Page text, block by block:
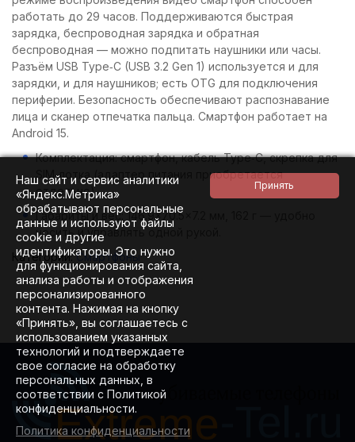
работать до 29 часов. Поддерживаются быстрая
зарядка, беспроводная зарядка и обратная
беспроводная — можно подпитать наушники или часы.
Разъём USB Type‑C (USB 3.2 Gen 1) используется и для
зарядки, и для наушников; есть OTG для подключения
периферии. Безопасность обеспечивают распознавание
лица и сканер отпечатка пальца. Смартфон работает на
Android 15.
Комплектация: смартфон, кабель Type‑C, скрепка для
SIM‑лотка (адаптер питания приобретается
отдельно).
Габариты и вес: 146.9×70.5×7.2 мм, 162 г — удобно
носить и управлять одной рукой.
Категории:Смартфоны
Наш сайт и сервис аналитики
«Яндекс.Метрика»
обрабатывают персональные
данные и используют файлы
cookie и другие
идентификаторы. Это нужно
для функционирования сайта,
анализа работы и отображения
персонализированного
контента. Нажимая на кнопку
«Принять», вы соглашаетесь с
использованием указанных
технологий и подтверждаете
свое согласие на обработку
персональных данных, в
соответствии с Политикой
конфиденциальности.
Политика конфиденциальности